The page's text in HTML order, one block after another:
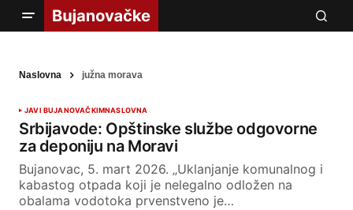
Naslovna južna morava
JAVI BUJANOVAČKIMNASLOVNA
Srbijavode: Opštinske službe odgovorne
za deponiju na Moravi
Bujanovac, 5. mart 2026. „Uklanjanje komunalnog i
kabastog otpada koji je nelegalno odložen na
obalama vodotoka prvenstveno je…